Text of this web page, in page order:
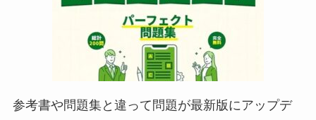
参考書や問題集と違って問題が最新版にアップデ